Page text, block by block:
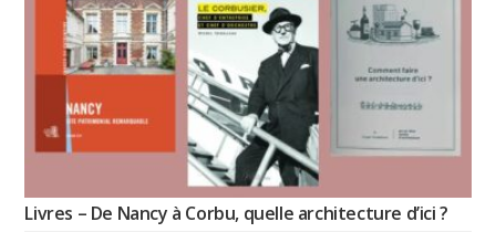
Livres – De Nancy à Corbu, quelle architecture d’ici ?